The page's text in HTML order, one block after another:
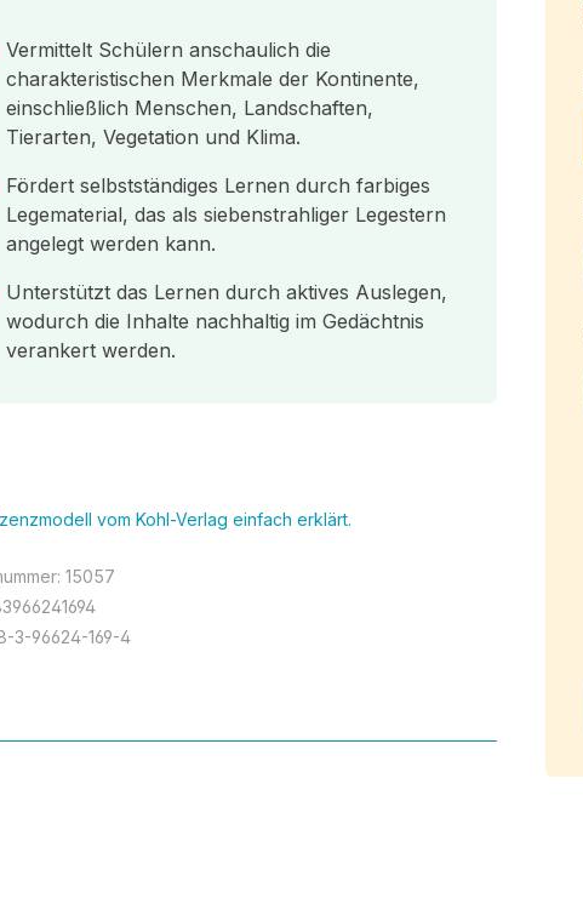
Vermittelt Schülern anschaulich die
charakteristischen Merkmale der Kontinente,
einschließlich Menschen, Landschaften,
Tierarten, Vegetation und Klima.
Fördert selbstständiges Lernen durch farbiges
Legematerial, das als siebenstrahliger Legestern
angelegt werden kann.
Unterstützt das Lernen durch aktives Auslegen,
wodurch die Inhalte nachhaltig im Gedächtnis
verankert werden.
vom Kohl-Verlag einfach erklärt.
15057
3-96624-169-4